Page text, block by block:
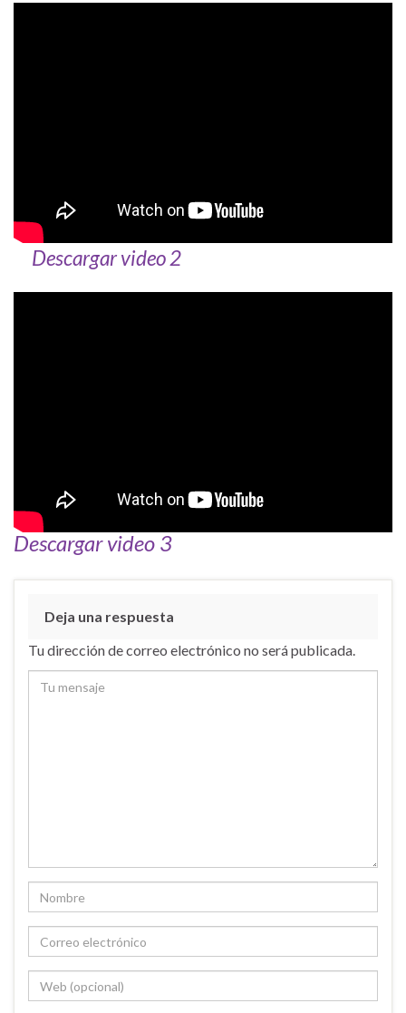
Descargar video 2
Descargar video 3
Deja una respuesta
Tu dirección de correo electrónico no será publicada.